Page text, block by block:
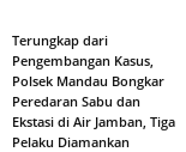
Terungkap dari
Pengembangan Kasus,
Polsek Mandau Bongkar
Peredaran Sabu dan
Ekstasi di Air Jamban, Tiga
Pelaku Diamankan